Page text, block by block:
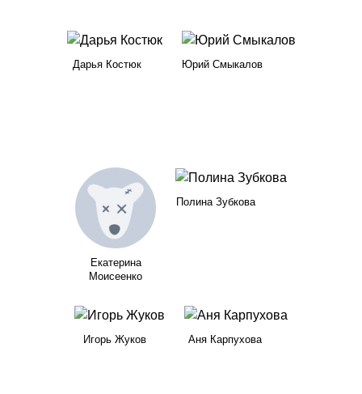
Дарья Костюк Юрий Смыкалов
Екатерина
Моисеенко
Полина Зубкова
Игорь Жуков Аня Карпухова